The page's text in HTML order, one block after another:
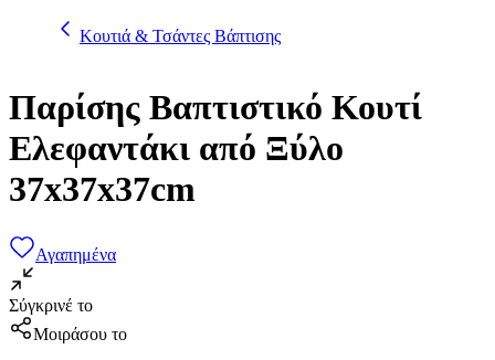
Κουτιά & Τσάντες Βάπτισης
Παρίσης Βαπτιστικό Κουτί
Ελεφαντάκι από Ξύλο
37x37x37cm
Αγαπημένα
Σύγκρινέ το
Μοιράσου το